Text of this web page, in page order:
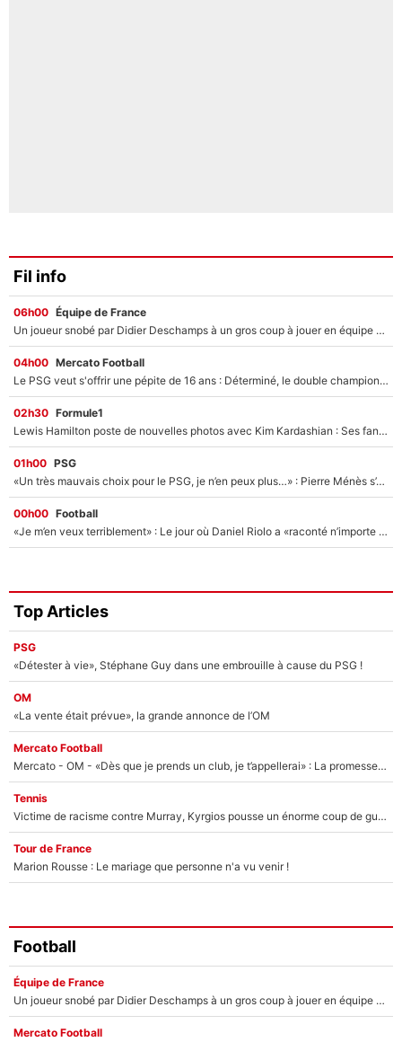
Fil info
06h00 Équipe de France
Un joueur snobé par Didier Deschamps à un gros coup à jouer en équipe de France : Zinedine Zidane a trouvé son numéro 9 ?
04h00 Mercato Football
Le PSG veut s'offrir une pépite de 16 ans : Déterminé, le double champion d'Europe en titre est prêt à lâcher 40M€ pour celui que l'on compare déjà à Vinicius Jr !
02h30 Formule1
Lewis Hamilton poste de nouvelles photos avec Kim Kardashian : Ses fans le voient déjà redevenir champion du monde de F1 grâce à elle !
01h00 PSG
«Un très mauvais choix pour le PSG, je n’en peux plus…» : Pierre Ménès s’est complètement trompé avec Luis Enrique et ces déclarations le prouvent !
00h00 Football
«Je m’en veux terriblement» : Le jour où Daniel Riolo a «raconté n’importe quoi» dans l'After Foot !
Top Articles
PSG
«Détester à vie», Stéphane Guy dans une embrouille à cause du PSG !
OM
«La vente était prévue», la grande annonce de l’OM
Mercato Football
Mercato - OM - «Dès que je prends un club, je t’appellerai» : La promesse de Marcelino au moment de claquer la porte
Tennis
Victime de racisme contre Murray, Kyrgios pousse un énorme coup de gueule !
Tour de France
Marion Rousse : Le mariage que personne n'a vu venir !
Football
Équipe de France
Un joueur snobé par Didier Deschamps à un gros coup à jouer en équipe de France : Zinedine Zidane a trouvé son numéro 9 ?
Mercato Football